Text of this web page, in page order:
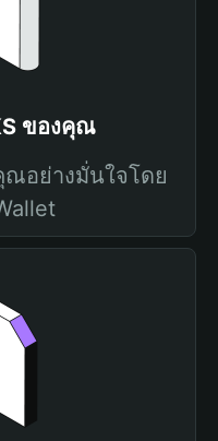
ของคุณ
ณอย่างมั่นใจโดย